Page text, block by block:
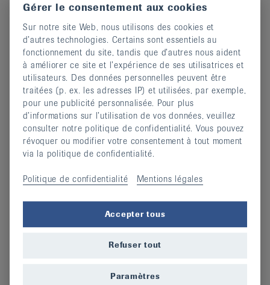
maintenant !
02 octobre 2025
Invitation au concours d'écriture de EULAR.
continuer
Gérer le consentement aux cookies
Sur notre site Web, nous utilisons des cookies et
d’autres technologies. Certains sont essentiels au
fonctionnement du site, tandis que d’autres nous aident
à améliorer ce site et l’expérience de ses utilisatrices et
utilisateurs. Des données personnelles peuvent être
traitées (p. ex. les adresses IP) et utilisées, par exemple,
pour une publicité personnalisée. Pour plus
d’informations sur l’utilisation de vos données, veuillez
consulter notre politique de confidentialité. Vous pouvez
révoquer ou modifier votre consentement à tout moment
via la politique de confidentialité.
Politique de confidentialité Mentions légales
Accepter tous
Refuser tout
Paramètres